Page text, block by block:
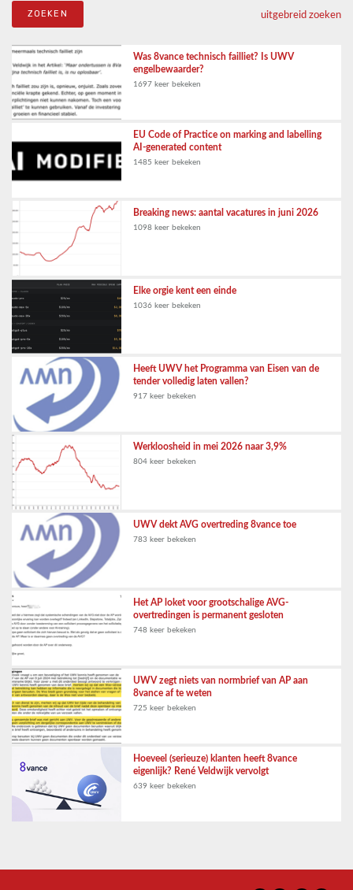
uitgebreid zoeken
Was 8vance technisch failliet? Is UWV
engelbewaarder?
1697 keer bekeken
EU Code of Practice on marking and labelling
AI-generated content
1485 keer bekeken
Breaking news: aantal vacatures in juni 2026
1098 keer bekeken
Elke orgie kent een einde
1036 keer bekeken
Heeft UWV het Programma van Eisen van de
tender volledig laten vallen?
917 keer bekeken
Werkloosheid in mei 2026 naar 3,9%
804 keer bekeken
UWV dekt AVG overtreding 8vance toe
783 keer bekeken
Het AP loket voor grootschalige AVG-
overtredingen is permanent gesloten
748 keer bekeken
UWV zegt niets van normbrief van AP aan
8vance af te weten
725 keer bekeken
Hoeveel (serieuze) klanten heeft 8vance
eigenlijk? René Veldwijk vervolgt
639 keer bekeken